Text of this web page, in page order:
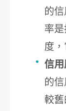
的
率
度
信用
的
較舊